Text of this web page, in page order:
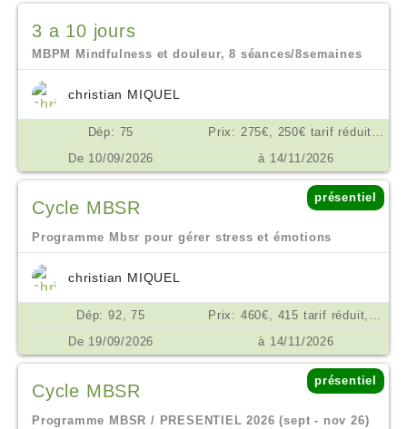
3 a 10 jours
MBPM Mindfulness et douleur, 8 séances/8semaines
christian MIQUEL
Dép: 75
Prix: 275€, 250€ tarif réduit, don en conscience €
De 10/09/2026
à 14/11/2026
Cycle MBSR
présentiel
Programme Mbsr pour gérer stress et émotions
christian MIQUEL
Dép: 92, 75
Prix: 460€, 415 tarif réduit, ou don en conscience selon possibilité €
De 19/09/2026
à 14/11/2026
Cycle MBSR
présentiel
Programme MBSR / PRESENTIEL 2026 (sept - nov 26)